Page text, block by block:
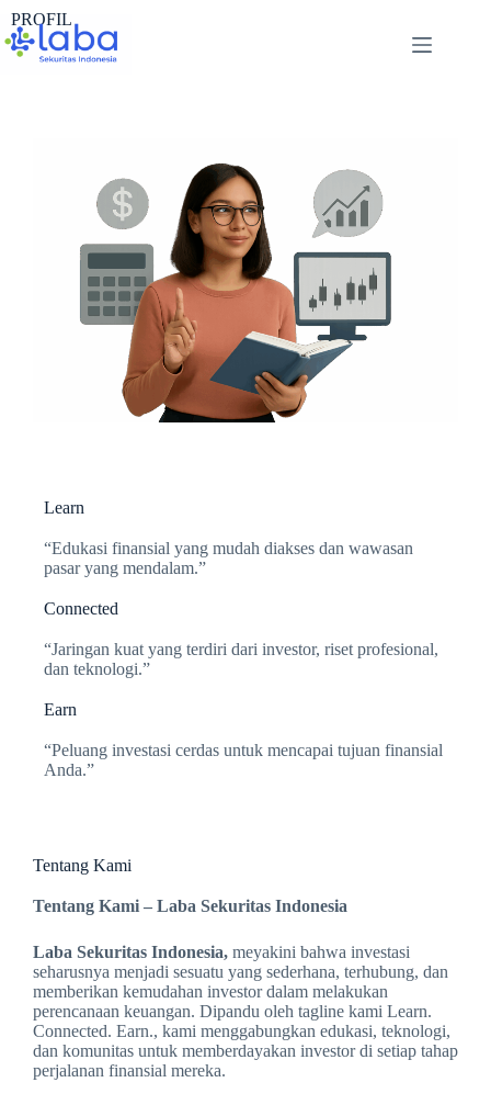
PROFIL
Learn
“Edukasi finansial yang mudah diakses dan wawasan
pasar yang mendalam.”
Connected
“Jaringan kuat yang terdiri dari investor, riset profesional,
dan teknologi.”
Earn
“Peluang investasi cerdas untuk mencapai tujuan finansial
Anda.”
Tentang Kami
Tentang Kami – Laba Sekuritas Indonesia
Laba Sekuritas Indonesia, meyakini bahwa investasi
seharusnya menjadi sesuatu yang sederhana, terhubung, dan
memberikan kemudahan investor dalam melakukan
perencanaan keuangan. Dipandu oleh tagline kami Learn.
Connected. Earn., kami menggabungkan edukasi, teknologi,
dan komunitas untuk memberdayakan investor di setiap tahap
perjalanan finansial mereka.